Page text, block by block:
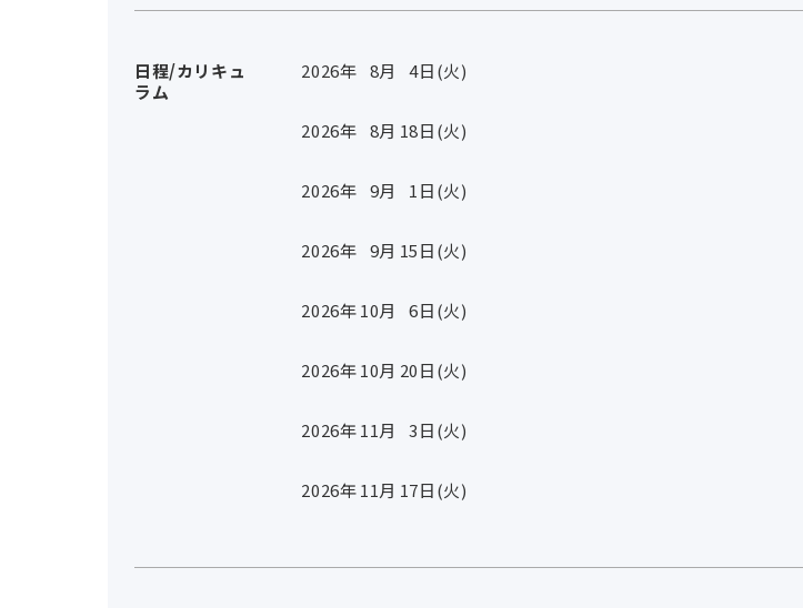
日程/カリキュ
ラム
2026年 8月 4日(火)
2026年 8月 18日(火)
2026年 9月 1 日(火)
2026年 9月 15日(火)
2026年10月 6日(火)
2026年10月 20日(火)
2026年11月 3日(火)
2026年11月 17日(火)